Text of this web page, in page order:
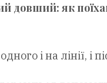
довший: як
і на лінії, і